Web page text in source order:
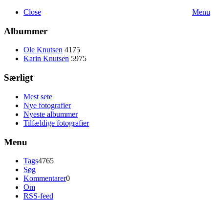
Menu
Close
Albummer
Ole Knutsen 4175
Karin Knutsen 5975
Særligt
Mest sete
Nye fotografier
Nyeste albummer
Tilfældige fotografier
Menu
Tags4765
Søg
Kommentarer0
Om
RSS-feed